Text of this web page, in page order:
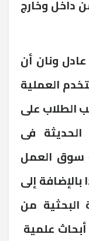
داخل وخارج
ونان أن
العملية
الطلاب على
الحديثة فى
سوق العمل
بالإضافة إلى
البحثية من
علمية